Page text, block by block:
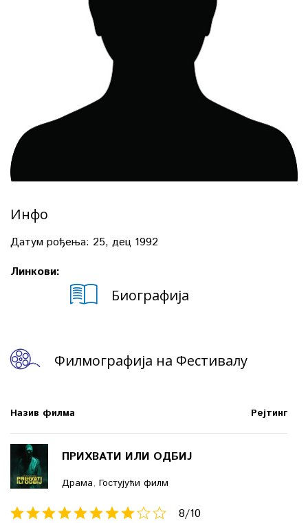
Инфо
Датум рођења: 25, дец 1992
Линкови:
Биографија
Филмографија на Фестивалу
Назив филма Рејтинг
ПРИХВАТИ ИЛИ ОДБИЈ
Драма, Гостујући филм
8/10